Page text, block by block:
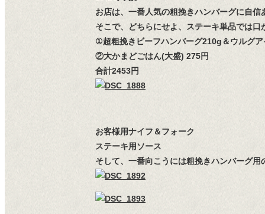
お店は、一番人気の粗挽きハンバーグに自信
そこで、どちらにせよ、ステーキ単品では
①超粗挽きビーフハンバーグ210g＆ウルグ
②大かまどごはん(大盛) 275円
合計2453円
お客様用ナイフ＆フォーク
ステーキ用ソース
そして、一番向こうには粗挽きハンバーグ用